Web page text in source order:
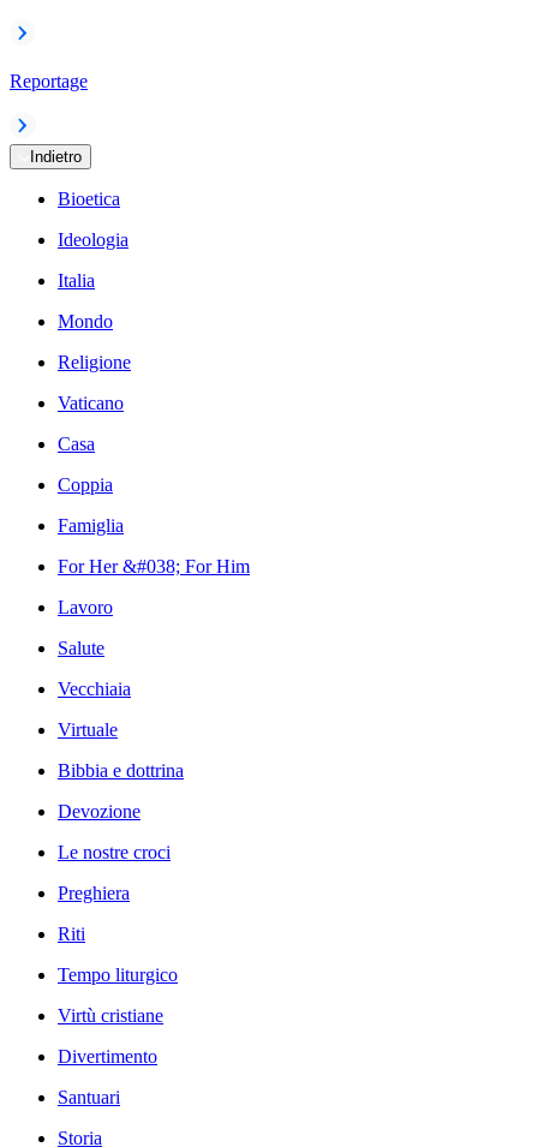
Reportage
Indietro
Bioetica
Ideologia
Italia
Mondo
Religione
Vaticano
Casa
Coppia
Famiglia
For Her &#038; For Him
Lavoro
Salute
Vecchiaia
Virtuale
Bibbia e dottrina
Devozione
Le nostre croci
Preghiera
Riti
Tempo liturgico
Virtù cristiane
Divertimento
Santuari
Storia